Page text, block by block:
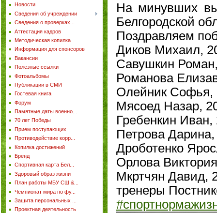
Новости
Сведения об учреждении
Сведения о проверках...
Аттестация кадров
Методическая копилка
Информация для спонсоров
Вакансии
Полезные ссылки
Фотоальбомы
Публикации в СМИ
Гостевая книга
Форум
Памятные даты военно...
70 лет Победы
Прием поступающих
Противодействие корр...
Копилка достижений
Бренд
Спортивная карта Бел...
Здоровый образ жизни
План работы МБУ СШ &...
Чемпионат мира по фу...
Защита персональных ...
Проектная деятельность
На минувших
Белгородской
Поздравляем
Диков Михаил,
Савушкин Роман,
Романова
Олейник Софья,
Мясоед Назар,
Гребенкин Иван,
Петрова Дарина,
Дроботенко
Орлова
Мкртчян Давид,
тренеры